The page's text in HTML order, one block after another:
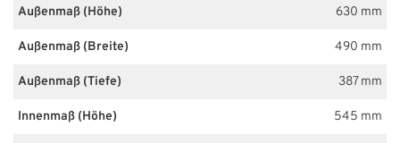
Außenmaß (Höhe) 630 mm
Außenmaß (Breite) 490 mm
Außenmaß (Tiefe) 387 mm
Innenmaß (Höhe) 545 mm